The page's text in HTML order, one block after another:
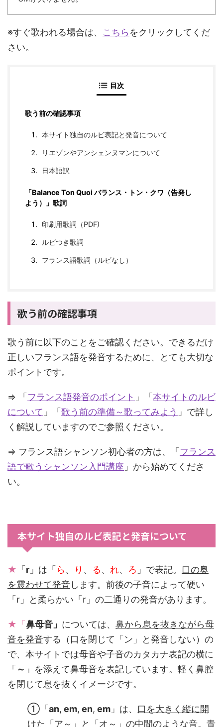
※すぐ歌われる場合は、 こちら をクリックしてくだ
さい。
目次
歌う前の確認事項
本サイト独自のルビ表記と発音について
リエゾンやアンシェンヌマンについて
日本語訳
「Balance Ton Quoi バランス・トン・クワ（告発し
よう）」歌詞
印刷用歌詞（PDF)
ルビつき歌詞
フランス語歌詞（ルビなし）
歌う前の確認事項
歌う前に以下のことをご確認ください。できるだけ
正しいフランス語を発音するために、とても大切な
ポイントです。
⇒ 「 フランス語発音のポイント 」「 本サイトのルビ
について 」「 歌う前の準備～歌ってみよう 」で詳し
く解説していますのでご参照ください。
⇒ フランス語シャンソン初心者の方は、「 フランス
語で歌うシャンソン入門講座 」から始めてくださ
い。
本サイト独自のルビ表記と発音について
★ 「 r 」は「 ら、 り 、 る、 れ、 ろ 」で表記。 口の奥
を震わせて発音します。前後の子音によって硬い
「r」と柔らかい「r」の二通りの発音があります。
★「 鼻母音」 については、 鼻から息を抜きながら母
音を発音する（口を閉じて「ン」と発音しない）の
で、本サイトでは母音や子音のカタカナ表記の横に
「 ～ 」を添えて鼻母音を表記しています。軽く鼻腔
を閉じて息を抜くイメージです。
①「 an, em, en, em 」は、 口を大きく縦に開
けた「ア～」と「オ～」の中間のような音。 青